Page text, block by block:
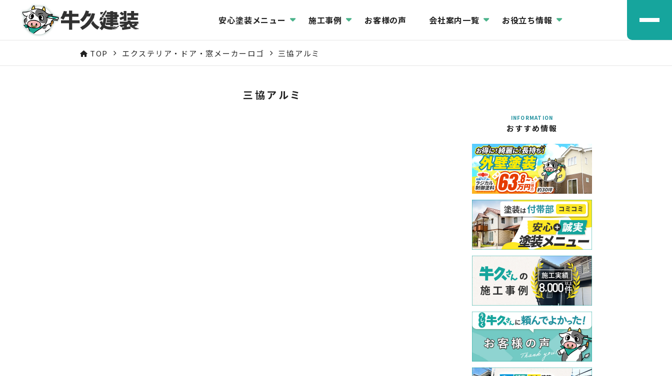
安心塗装メニュー 施工事例 お客様の声 会社案内一覧 お役立ち情報
TOP エクステリア・ドア・窓メーカーロゴ 三協アルミ
三協アルミ
INFORMATION
おすすめ情報